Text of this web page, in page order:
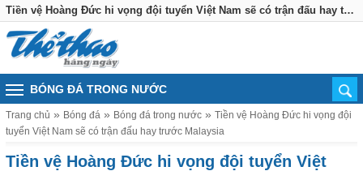
Tiền vệ Hoàng Đức hi vọng đội tuyển Việt Nam sẽ có trận đấu hay trước Malaysia
BÓNG ĐÁ TRONG NƯỚC
Trang chủ Bóng đá Bóng đá trong nước
Tiền vệ Hoàng Đức hi vọng đội
tuyển Việt Nam sẽ có trận đấu hay trước Malaysia
Tiền vệ Hoàng Đức hi vọng đội tuyển Việt